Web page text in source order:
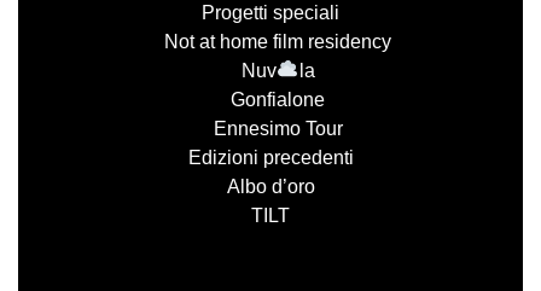
Progetti speciali
Not at home film residency
Nuv
la
Gonfialone
Ennesimo Tour
Edizioni precedenti
Albo d’oro
TILT